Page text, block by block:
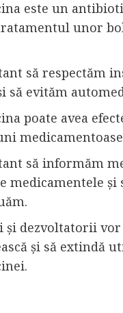
este un
unor
să respectăm
să evităm
poate avea
să informăm
medicamentele și
și dezvoltatorii
și să extindă